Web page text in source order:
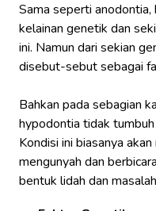
Sama seperti
kelainan genetik dan
ini. Namun dari sekian
disebut-sebut sebagai
Bahkan pada sebagian
hypodontia tidak
Kondisi ini biasanya
mengunyah dan
bentuk lidah dan